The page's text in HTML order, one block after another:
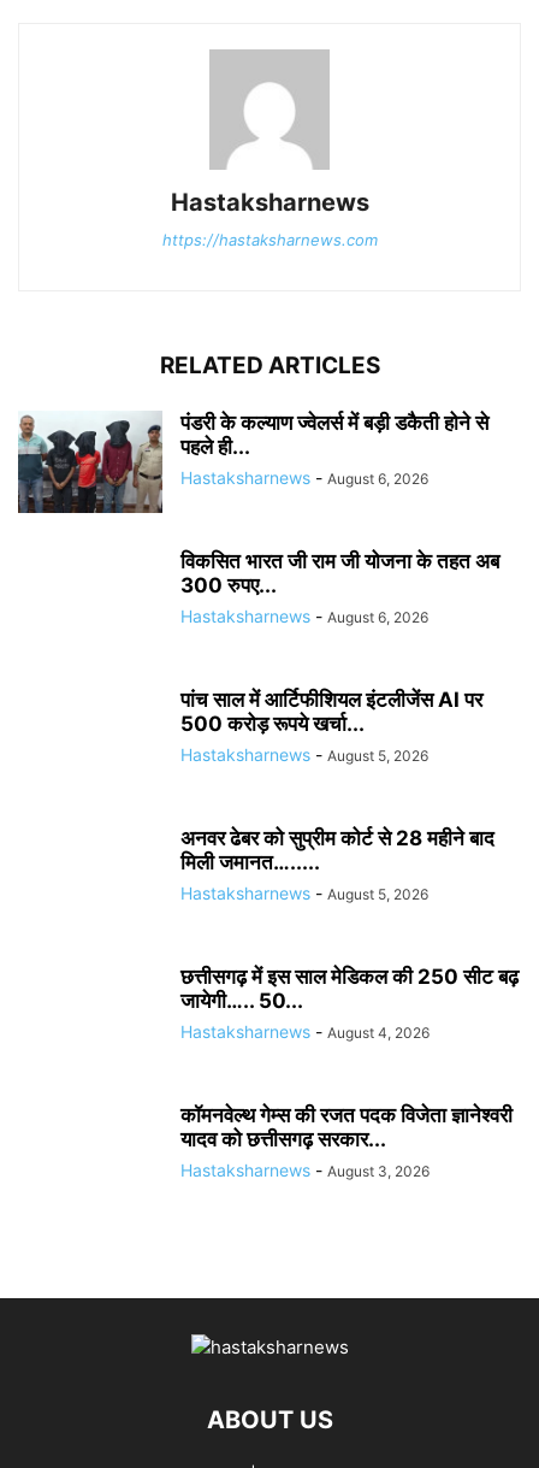
Hastaksharnews
https://hastaksharnews.com
RELATED ARTICLES
पंडरी के कल्याण ज्वेलर्स में बड़ी डकैती होने से
पहले ही...
Hastaksharnews - August 6, 2026
विकसित भारत जी राम जी योजना के तहत अब
300 रुपए...
Hastaksharnews - August 6, 2026
पांच साल में आर्टिफीशियल इंटलीजेंस AI पर
500 करोड़ रूपये खर्चा...
Hastaksharnews - August 5, 2026
अनवर ढेबर को सुप्रीम कोर्ट से 28 महीने बाद
मिली जमानत….....
Hastaksharnews - August 5, 2026
छत्तीसगढ़ में इस साल मेडिकल की 250 सीट बढ़
जायेगी….. 50...
Hastaksharnews - August 4, 2026
कॉमनवेल्थ गेम्स की रजत पदक विजेता ज्ञानेश्वरी
यादव को छत्तीसगढ़ सरकार...
Hastaksharnews - August 3, 2026
ABOUT US